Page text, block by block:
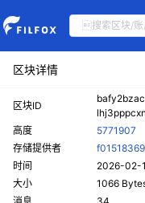
区块详情
区块ID
高度
5771907
存储提供者
f01518369
时间
2026-02-
大小
1066